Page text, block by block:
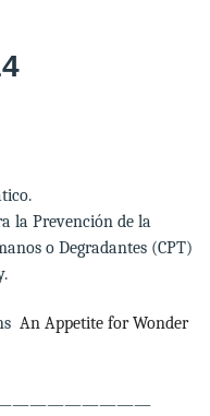
la Prevención de la
o Degradantes (CPT)
An Appetite for Wonder